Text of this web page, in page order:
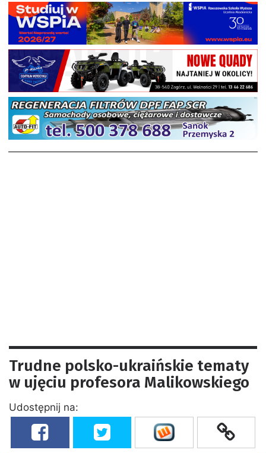
Trudne polsko-ukraińskie tematy
w ujęciu profesora Malikowskiego
Udostępnij na: